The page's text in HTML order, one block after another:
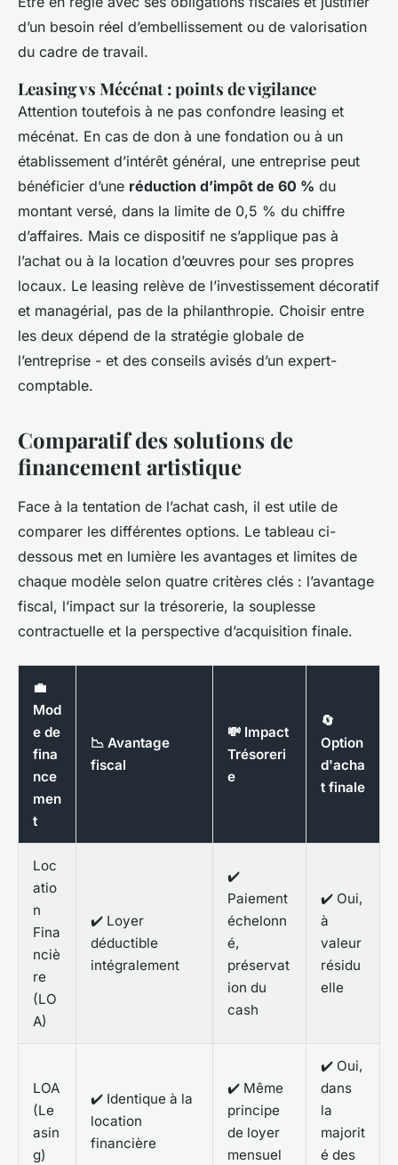
d’un besoin réel d’embellissement ou de valorisation
du cadre de travail.
Leasing vs Mécénat : points de vigilance
Attention toutefois à ne pas confondre leasing et
mécénat. En cas de don à une fondation ou à un
établissement d’intérêt général, une entreprise peut
bénéficier d’une réduction d’impôt de 60 % du
montant versé, dans la limite de 0,5 % du chiffre
d’affaires. Mais ce dispositif ne s’applique pas à
l’achat ou à la location d’œuvres pour ses propres
locaux. Le leasing relève de l’investissement décoratif
et managérial, pas de la philanthropie. Choisir entre
les deux dépend de la stratégie globale de
l’entreprise - et des conseils avisés d’un expert-
comptable.
Comparatif des solutions de
financement artistique
Face à la tentation de l’achat cash, il est utile de
comparer les différentes options. Le tableau ci-
dessous met en lumière les avantages et limites de
chaque modèle selon quatre critères clés : l’avantage
fiscal, l’impact sur la trésorerie, la souplesse
contractuelle et la perspective d’acquisition finale.
💼
Mod
e de
fina
nce
men
t
📉 Avantage
fiscal
💸 Impact
Trésoreri
e
🔄
Option
d'acha
t finale
Loc
atio
n
Fina
nciè
re
(LO
A)
✔️ Loyer
déductible
intégralement
✔️
Paiement
échelonn
é,
préservat
ion du
cash
✔️ Oui,
à
valeur
résidu
elle
LOA
(Le
asin
g)
✔️ Identique à la
location
financière
✔️ Même
principe
de loyer
mensuel
✔️ Oui,
dans
la
majorit
é des